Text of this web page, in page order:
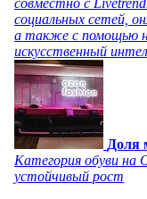
совместно с
социальных сетей,
а также с помощью
искусственный
Доля
Категория обуви на
устойчивый рост